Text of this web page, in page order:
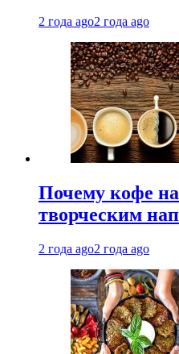
2 года ago2 года ago
Почему кофе
творческим
2 года ago2 года ago